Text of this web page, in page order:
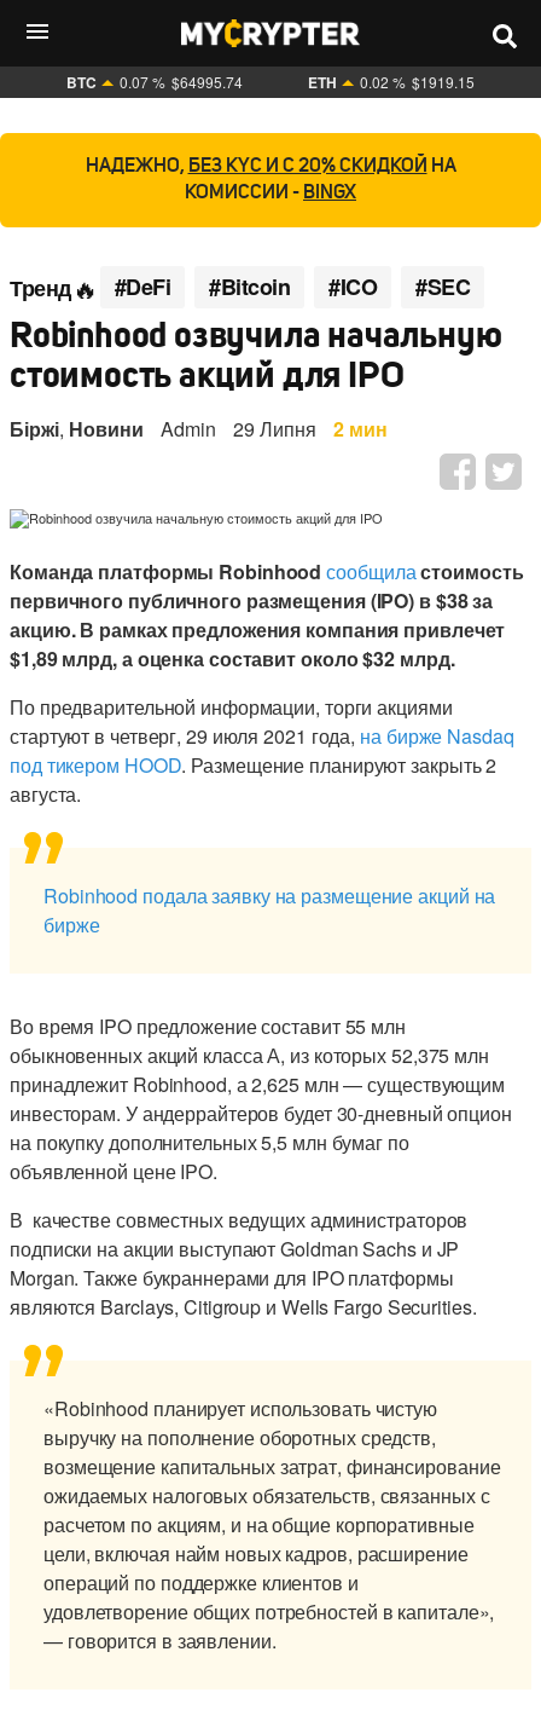
BTC 0.07 % $64995.74 ETH 0.02 % $1919.15
НАДЕЖНО, БЕЗ KYC И С 20% СКИДКОЙ НА
КОМИССИИ - BINGX
Тренд #DeFi #Bitcoin #ICO #SEC
Robinhood озвучила начальную
стоимость акций для IPO
Біржі, Новини Admin 29 Липня 2 мин
Команда платформы Robinhoodсообщиластоимость
первичного публичного размещения (IPO) в $38 за
акцию. В рамках предложения компания привлечет
$1,89 млрд, а оценка составит около $32 млрд.
По предварительной информации, торги акциями
стартуют в четверг, 29 июля 2021 года, на бирже Nasdaq
под тикером HOOD. Размещение планируют закрыть 2
августа.
Robinhood подала заявку на размещение акций на
бирже
Во время IPO предложение составит 55 млн
обыкновенных акций класса А, из которых 52,375 млн
принадлежит Robinhood, а 2,625 млн — существующим
инвесторам. У андеррайтеров будет 30-дневный опцион
на покупку дополнительных 5,5 млн бумаг по
объявленной цене IPO.
В качестве совместных ведущих администраторов
подписки на акции выступают Goldman Sachs и JP
Morgan. Также букраннерами для IPO платформы
являются Barclays, Citigroup и Wells Fargo Securities.
«Robinhood планирует использовать чистую
выручку на пополнение оборотных средств,
возмещение капитальных затрат, финансирование
ожидаемых налоговых обязательств, связанных с
расчетом по акциям, и на общие корпоративные
цели, включая найм новых кадров, расширение
операций по поддержке клиентов и
удовлетворение общих потребностей в капитале»,
— говорится в заявлении.